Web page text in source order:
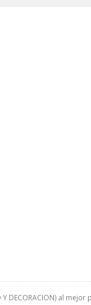
Y DECORACION) al